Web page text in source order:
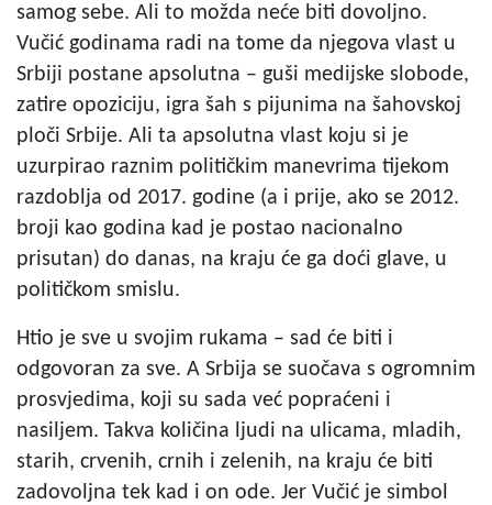
samog sebe. Ali to možda neće biti dovoljno.
Vučić godinama radi na tome da njegova vlast u
Srbiji postane apsolutna – guši medijske slobode,
zatire opoziciju, igra šah s pijunima na šahovskoj
ploči Srbije. Ali ta apsolutna vlast koju si je
uzurpirao raznim političkim manevrima tijekom
razdoblja od 2017. godine (a i prije, ako se 2012.
broji kao godina kad je postao nacionalno
prisutan) do danas, na kraju će ga doći glave, u
političkom smislu.
Htio je sve u svojim rukama – sad će biti i
odgovoran za sve. A Srbija se suočava s ogromnim
prosvjedima, koji su sada već popraćeni i
nasiljem. Takva količina ljudi na ulicama, mladih,
starih, crvenih, crnih i zelenih, na kraju će biti
zadovoljna tek kad i on ode. Jer Vučić je simbol